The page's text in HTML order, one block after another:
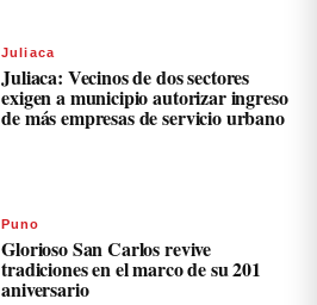
Juliaca
Juliaca: Vecinos de dos sectores
exigen a municipio autorizar ingreso
de más empresas de servicio urbano
Puno
Glorioso San Carlos revive
tradiciones en el marco de su 201
aniversario